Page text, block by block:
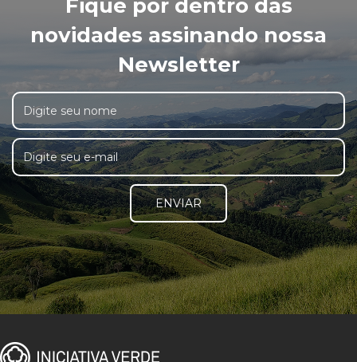
Fique por dentro das
novidades assinando nossa
Newsletter
ENVIAR